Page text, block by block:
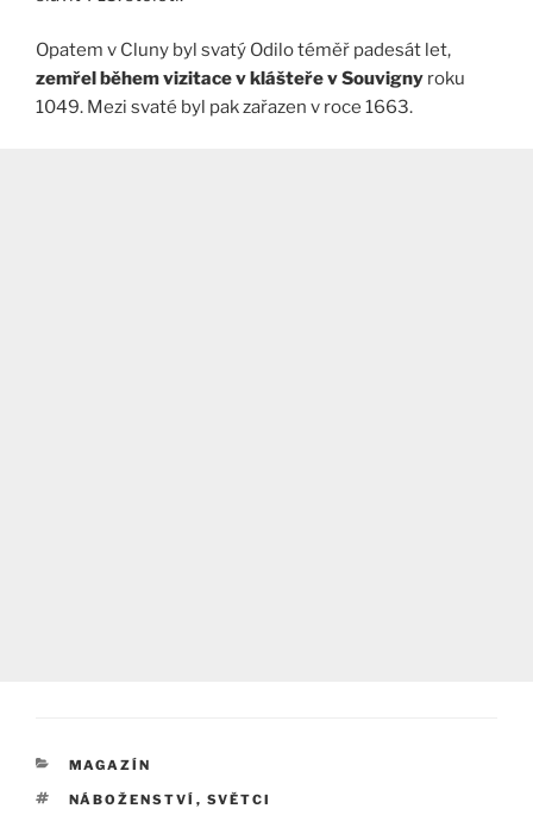
Opatem v Cluny byl svatý Odilo téměř padesát let,
zemřel během vizitace v klášteře v Souvigny roku
1049. Mezi svaté byl pak zařazen v roce 1663.
RUBRIKY
MAGAZÍN
ŠTÍTKY
NÁBOŽENSTVÍ , SVĚTCI